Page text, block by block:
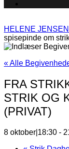
HELENE
spisepinde om
« Alle
FRA
STRIK OG
(PRIVAT)
8 oktober|18:30 -